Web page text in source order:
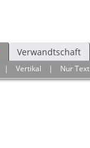
Verwandtschaft
|Vertikal | Nur Text